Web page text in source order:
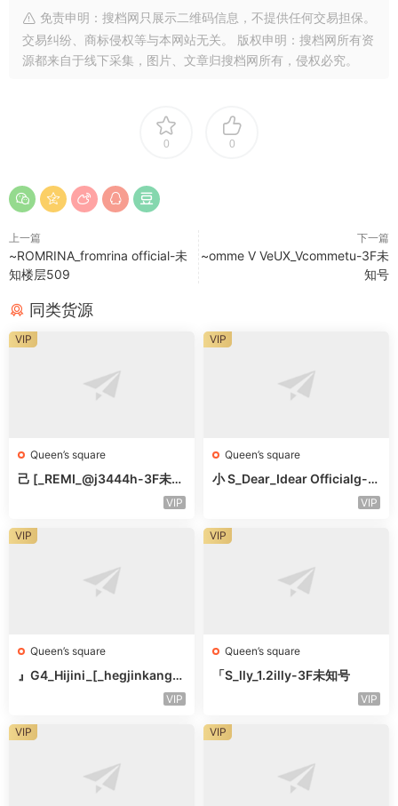
免责申明：搜档网只展示二维码信息，不提供任何交易担保。
交易纠纷、商标侵权等与本网站无关。 版权申明：搜档网所有资
源都来自于线下采集，图片、文章归搜档网所有，侵权必究。
0 0
上一篇
~ROMRINA_fromrina official-未
知楼层509
下一篇
~omme V VeUX_Vcommetu-3F未
知号
同类货源
Queen’s square
己 [_REMI_@j3444h-3F未知
VIP
VIP
Queen’s square
小 S_Dear_Idear Officialg-3
VIP
VIP
Queen’s square
』G4_Hijini_[_hegjinkang-
VIP
VIP
Queen’s square
「S_lly_1.2illy-3F未知号
VIP
VIP
VIP VIP